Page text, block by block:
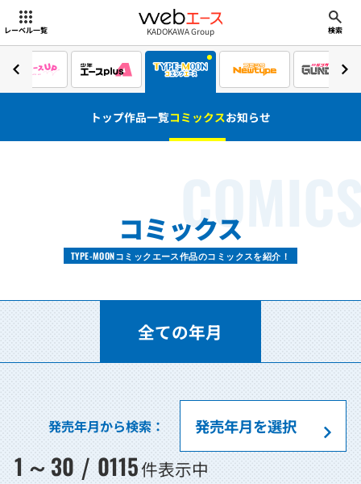
レーベル一覧 webエース
KADOKAWA Group 検索
トップ作品一覧コミックスお知らせ
コミックス
TYPE-MOONコミックエース作品のコミックスを紹介！
全ての年月
1 ～ 30 / 0115件表示中
発売年月から検索：